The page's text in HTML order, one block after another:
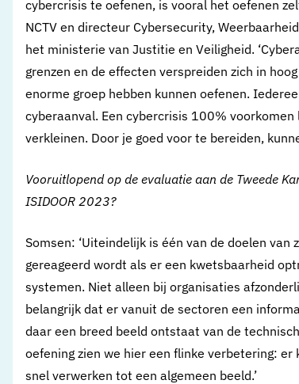
cybercrisis te oefenen, is vooral het oefenen
NCTV en directeur Cybersecurity,
het ministerie van Justitie en Veiligheid.
grenzen en de effecten verspreiden zich in
enorme groep hebben kunnen oefenen.
cyberaanval. Een cybercrisis 100%
verkleinen. Door je goed voor te bereiden,
Vooruitlopend op de evaluatie aan de Tweede
ISIDOOR 2023?
Somsen: ‘Uiteindelijk is één van de doelen
gereageerd wordt als er een kwetsbaarheid
systemen. Niet alleen bij organisaties
belangrijk dat er vanuit de sectoren een
daar een breed beeld ontstaat van de
oefening zien we hier een flinke verbetering:
snel verwerken tot een algemeen beeld.’